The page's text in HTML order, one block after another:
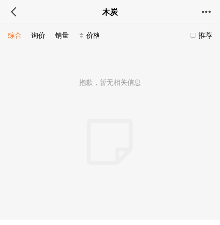
木炭
推荐
综合 询价 销量 价格
抱歉，暂无相关信息